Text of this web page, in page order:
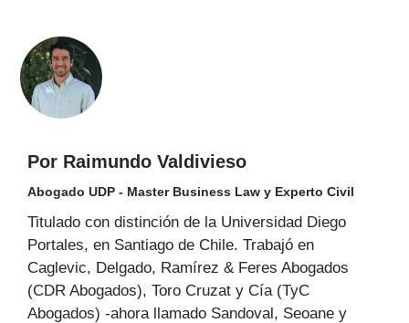
Por Raimundo Valdivieso
Abogado UDP - Master Business Law y Experto Civil
Titulado con distinción de la Universidad Diego
Portales, en Santiago de Chile. Trabajó en
Caglevic, Delgado, Ramírez & Feres Abogados
(CDR Abogados), Toro Cruzat y Cía (TyC
Abogados) -ahora llamado Sandoval, Seoane y